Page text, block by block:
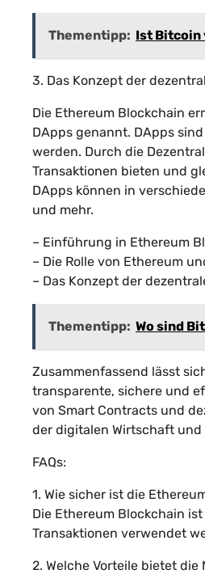
Thementipp: Ist Bitcoin
3. Das Konzept der
Die Ethereum Blockchain
DApps genannt. DApps
werden. Durch die
Transaktionen bieten und
DApps können in
und mehr.
– Einführung in Ethereum
– Die Rolle von Ethereum
– Das Konzept der
Thementipp: Wo sind
Zusammenfassend lässt
transparente, sichere und
von Smart Contracts und
der digitalen Wirtschaft und
FAQs:
1. Wie sicher ist die
Die Ethereum Blockchain
Transaktionen verwendet
2. Welche Vorteile bietet